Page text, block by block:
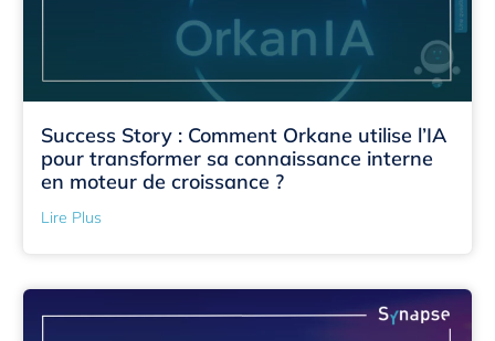
Success Story : Comment Orkane utilise l’IA
pour transformer sa connaissance interne
en moteur de croissance ?
Lire Plus